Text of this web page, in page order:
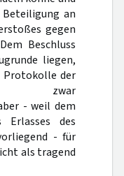
an
gegen
Beschluss
liegen,
Protokolle der
zwar
- weil dem
des
- für
als tragend